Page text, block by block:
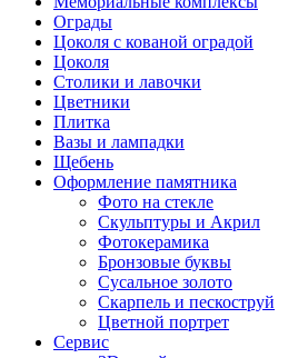
Ограды
Цоколя с кованой оградой
Цоколя
Столики и лавочки
Цветники
Плитка
Вазы и лампадки
Щебень
Оформление памятника
Фото на стекле
Скульптуры и Акрил
Фотокерамика
Бронзовые буквы
Сусальное золото
Скарпель и пескоструй
Цветной портрет
Сервис